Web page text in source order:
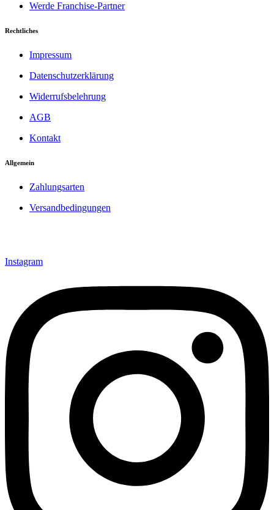
Werde Franchise-Partner
Rechtliches
Impressum
Datenschutzerklärung
Widerrufsbelehrung
AGB
Kontakt
Allgemein
Zahlungsarten
Versandbedingungen
Instagram